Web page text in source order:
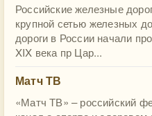
Российские железные
крупной сетью железных
дороги в России начали
XIX века пр Цар...
Матч ТВ
«Матч ТВ» – российский